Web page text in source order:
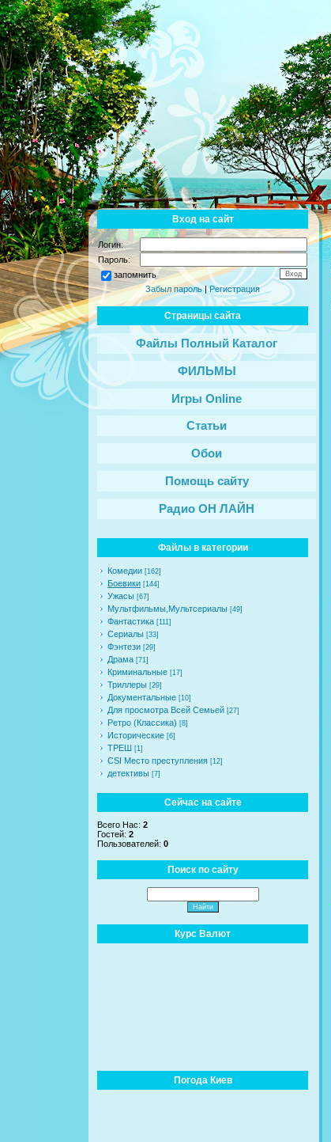
Вход на сайт
Логин:
Пароль:
запомнить
Забыл пароль|Регистрация
Страницы сайта
Файлы Полный Каталог
ФИЛЬМЫ
Игры Online
Статьи
Обои
Помощь сайту
Радио ОН ЛАЙН
Файлы в категории
Комедии [162]
Боевики [144]
Ужасы [67]
Мультфильмы,Мультсериалы [49]
Фантастика [111]
Сериалы [33]
Фэнтези [29]
Драма [71]
Криминальные [17]
Триллеры [29]
Документальные [10]
Для просмотра Всей Семьей [27]
Ретро (Классика) [8]
Исторические [6]
ТРЕШ [1]
CSI Место преступления [12]
детективы [7]
Сейчас на сайте
Всего Нас: 2
Гостей: 2
Пользователей: 0
Поиск по сайту
Курс Валют
Погода Киев